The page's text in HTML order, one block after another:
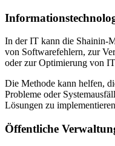
In der IT kann die Shainin-
von Softwarefehlern, zur
oder zur Optimierung von
Die Methode kann helfen,
Probleme oder
Lösungen zu
Öffentliche